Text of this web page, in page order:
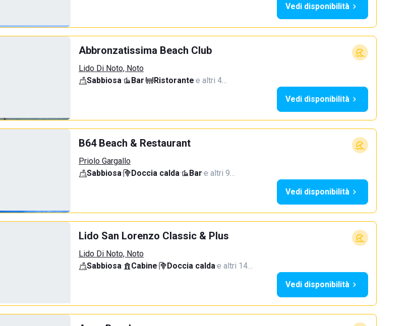
Vedi disponibilità
Abbronzatissima Beach Club
Lido Di Noto, Noto
Sabbiosa· Bar· Ristorante·e altri 4…
Vedi disponibilità
B64 Beach & Restaurant
Priolo Gargallo
Sabbiosa· Doccia calda· Bar·e altri 9…
Vedi disponibilità
Lido San Lorenzo Classic & Plus
Lido Di Noto, Noto
Sabbiosa· Cabine· Doccia calda·e altri 14…
Vedi disponibilità